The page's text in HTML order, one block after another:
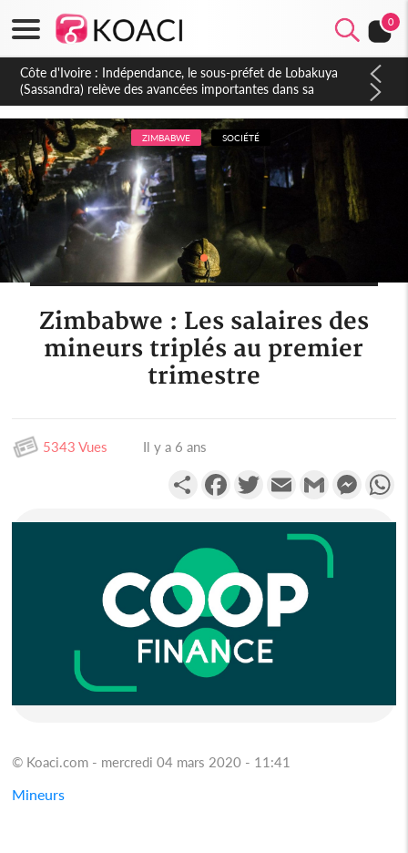
0
ZIMBABWE SOCIÉTÉ
Zimbabwe : Les salaires des
mineurs triplés au premier
trimestre
5343 Vues Il y a 6 ans
PartagerFacebookTwitterEmail Gmail
© Koaci.com - mercredi 04 mars 2020 - 11:41
Mineurs